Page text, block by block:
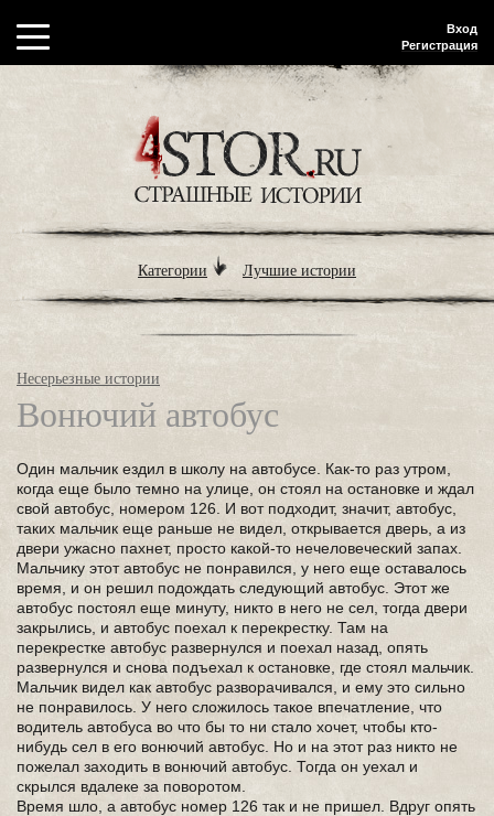
Вход
Регистрация
Категории Лучшие истории
Несерьезные истории
Вонючий автобус
Один мальчик ездил в школу на автобусе. Как-то раз утром,
когда еще было темно на улице, он стоял на остановке и ждал
свой автобус, номером 126. И вот подходит, значит, автобус,
таких мальчик еще раньше не видел, открывается дверь, а из
двери ужасно пахнет, просто какой-то нечеловеческий запах.
Мальчику этот автобус не понравился, у него еще оставалось
время, и он решил подождать следующий автобус. Этот же
автобус постоял еще минуту, никто в него не сел, тогда двери
закрылись, и автобус поехал к перекрестку. Там на
перекрестке автобус развернулся и поехал назад, опять
развернулся и снова подъехал к остановке, где стоял мальчик.
Мальчик видел как автобус разворачивался, и ему это сильно
не понравилось. У него сложилось такое впечатление, что
водитель автобуса во что бы то ни стало хочет, чтобы кто-
нибудь сел в его вонючий автобус. Но и на этот раз никто не
пожелал заходить в вонючий автобус. Тогда он уехал и
скрылся вдалеке за поворотом.
Время шло, а автобус номер 126 так и не пришел. Вдруг опять